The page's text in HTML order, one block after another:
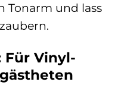
Tonarm und lass
Für Vinyl-